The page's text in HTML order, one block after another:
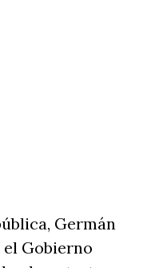
Germán
el Gobierno